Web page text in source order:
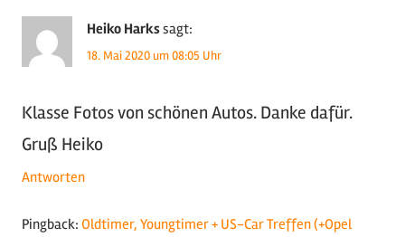
Heiko Harkssagt:
18. Mai 2020 um 08:05 Uhr
Klasse Fotos von schönen Autos. Danke dafür.
Gruß Heiko
Antworten
Pingback: Oldtimer, Youngtimer + US-Car Treffen (+Opel